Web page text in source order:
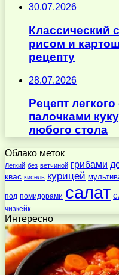
30.07.2026
Классический
рисом и
рецепту
28.07.2026
Рецепт
палочками
любого стола
Облако меток
Легкий без ветчиной грибами
квас кисель курицей
под помидорами салат
чизкейк
Интересно